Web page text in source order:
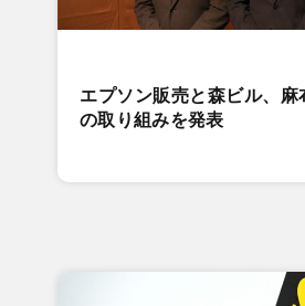
エプソン販売と森ビル、
の取り組みを発表